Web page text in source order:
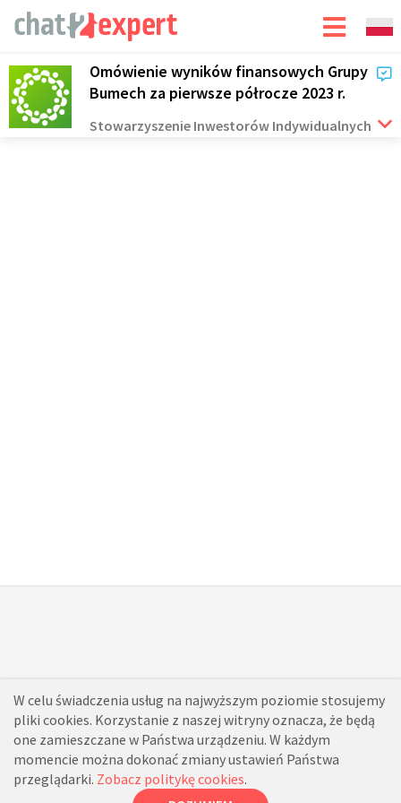
Omówienie wyników finansowych Grupy
Bumech za pierwsze półrocze 2023 r.
Stowarzyszenie Inwestorów Indywidualnych
W celu świadczenia usług na najwyższym poziomie stosujemy
pliki cookies. Korzystanie z naszej witryny oznacza, że będą
one zamieszczane w Państwa urządzeniu. W każdym
momencie można dokonać zmiany ustawień Państwa
przeglądarki. Zobacz politykę cookies.